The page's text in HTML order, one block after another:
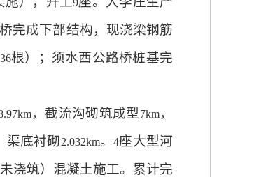
9
完成下部结构，现浇梁钢筋
36根）；须水西公路桥桩基完
，截流沟砌筑成型 7km，
渠底衬砌2.032km。4座大型河
浇筑）混凝土施工。累计完